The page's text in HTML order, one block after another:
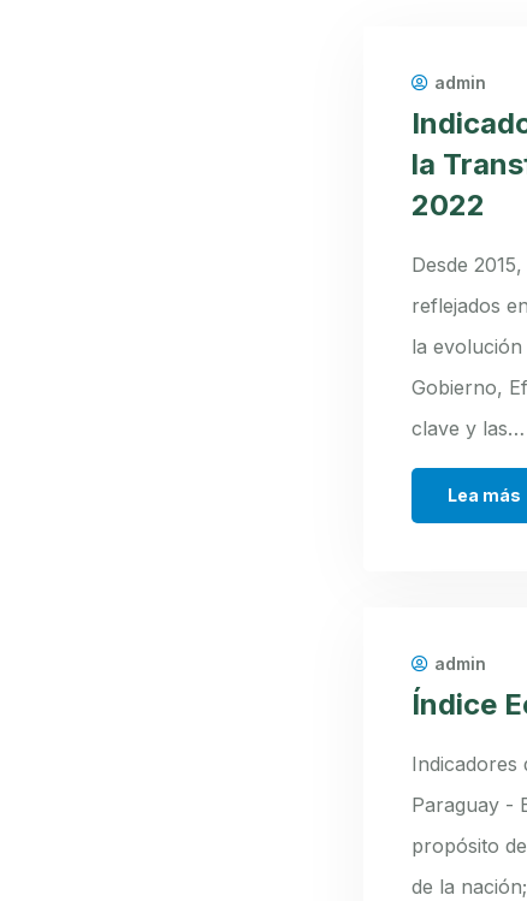
admin
la
2022
Desde
reflejados
la
Gobierno,
clave y las…
Lea más
admin
Índice
Indicadores
Paraguay -
propósito
de la